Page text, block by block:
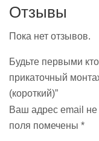
Отзывы
Пока нет отзывов.
Будьте первыми
прикаточный
(короткий)”
Ваш адрес email не
поля помечены *